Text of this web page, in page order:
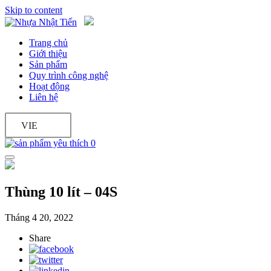
Skip to content
Trang chủ
Giới thiệu
Sản phẩm
Quy trình công nghệ
Hoạt động
Liên hệ
VIE
0
Thùng 10 lít – 04S
Tháng 4 20, 2022
Share